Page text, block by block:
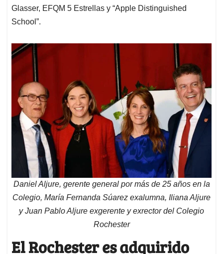
Glasser, EFQM 5 Estrellas y “Apple Distinguished
School”.
Daniel Aljure, gerente general por más de 25 años en la
Colegio, María Fernanda Súarez exalumna, Iliana Aljure
y Juan Pablo Aljure exgerente y exrector del Colegio
Rochester
El Rochester es adquirido